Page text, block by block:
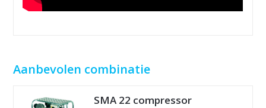
Aanbevolen combinatie
SMA 22 compressor